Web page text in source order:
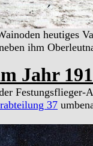
heutiges
ihm
Jahr
Festungsflieger-
37